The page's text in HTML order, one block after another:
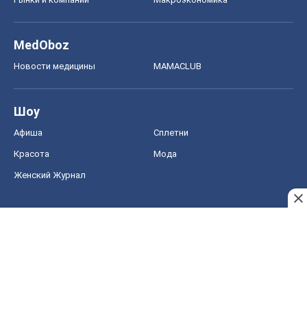
MedOboz
Новости медицины MAMACLUB
Шоу
Афиша Сплетни
Красота Мода
Женский Журнал